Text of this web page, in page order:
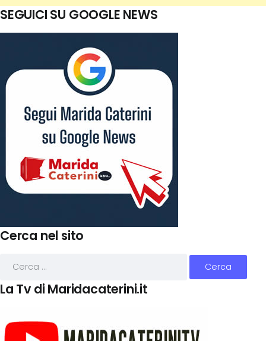
SEGUICI SU GOOGLE NEWS
Cerca nel sito
La Tv di Maridacaterini.it